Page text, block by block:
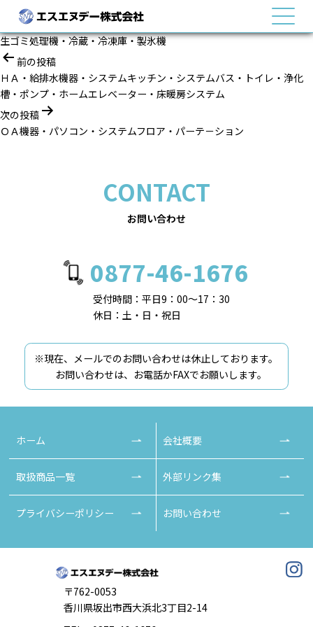
MENU
生ゴミ処理機・冷蔵・冷凍庫・製氷機
投
稿
ナ
ビ
ゲ
ー
前の投稿
ＨＡ・給排水機器・システムキッチン・システムバス・トイレ・浄化
槽・ポンプ・ホームエレベーター・床暖房システム
次の投稿
ＯＡ機器・パソコン・システムフロア・パーテ－ション
CONTACT
お問い合わせ
0877-46-1676
受付時間：平日9：00～17：30
休日：土・日・祝日
※現在、メールでのお問い合わせは休止しております。
お問い合わせは、お電話かFAXでお願いします。
ホーム 会社概要
取扱商品一覧 外部リンク集
プライバシーポリシー お問い合わせ
〒762-0053
香川県坂出市西大浜北3丁目2-14